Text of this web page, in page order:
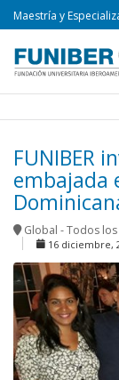
Maestría y
FUNIBER
embajada
Global - Todos
16 diciembre,